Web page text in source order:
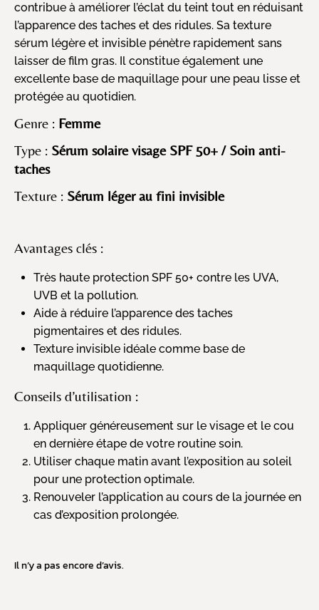
contribue à améliorer l’éclat du teint tout en réduisant
l’apparence des taches et des ridules. Sa texture
sérum légère et invisible pénètre rapidement sans
laisser de film gras. Il constitue également une
excellente base de maquillage pour une peau lisse et
protégée au quotidien.
Genre : Femme
Type : Sérum solaire visage SPF 50+ / Soin anti-
taches
Texture : Sérum léger au fini invisible
Avantages clés :
Très haute protection SPF 50+ contre les UVA,
UVB et la pollution.
Aide à réduire l’apparence des taches
pigmentaires et des ridules.
Texture invisible idéale comme base de
maquillage quotidienne.
Conseils d’utilisation :
Appliquer généreusement sur le visage et le cou
en dernière étape de votre routine soin.
Utiliser chaque matin avant l’exposition au soleil
pour une protection optimale.
Renouveler l’application au cours de la journée en
cas d’exposition prolongée.
Il n’y a pas encore d’avis.